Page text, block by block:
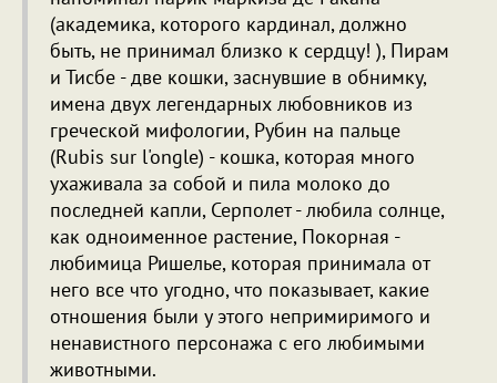
(академика, которого кардинал, должно
быть, не принимал близко к сердцу! ), Пирам
и Тисбе - две кошки, заснувшие в обнимку,
имена двух легендарных любовников из
греческой мифологии, Рубин на пальце
(Rubis sur l'ongle) - кошка, которая много
ухаживала за собой и пила молоко до
последней капли, Серполет - любила солнце,
как одноименное растение, Покорная -
любимица Ришелье, которая принимала от
него все что угодно, что показывает, какие
отношения были у этого непримиримого и
ненавистного персонажа с его любимыми
животными.